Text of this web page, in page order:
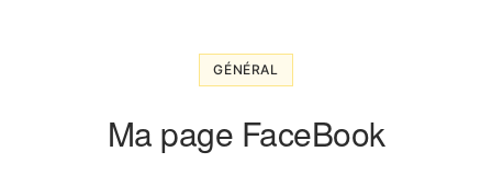
GÉNÉRAL
Ma page FaceBook